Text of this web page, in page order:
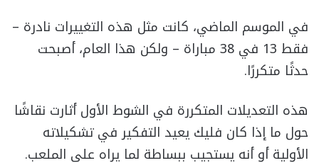
في الموسم الماضي، كانت مثل هذه التغييرات نادرة –
فقط 13 في 38 مباراة – ولكن هذا العام، أصبحت
حدثًا متكررًا.
هذه التعديلات المتكررة في الشوط الأول أثارت نقاشًا
حول ما إذا كان فليك يعيد التفكير في تشكيلاته
الأولية أو أنه يستجيب ببساطة لما يراه على الملعب.